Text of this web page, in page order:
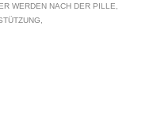
WERDEN NACH DER PILLE